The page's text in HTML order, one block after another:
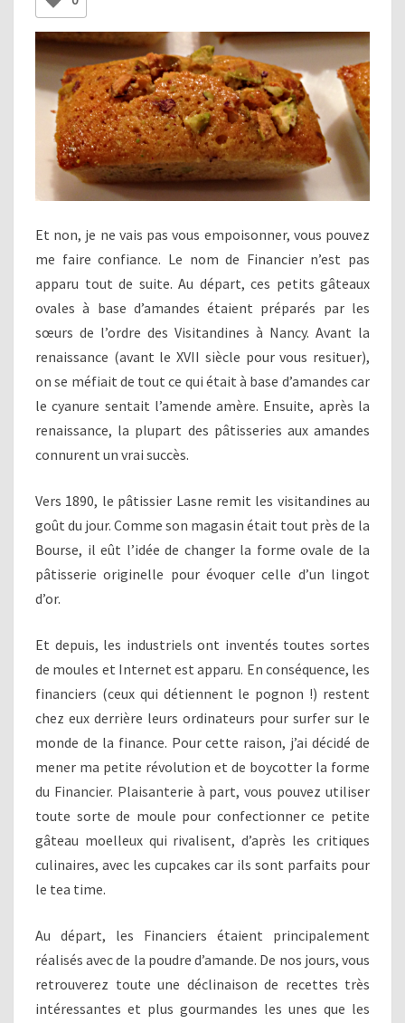
Et non, je ne vais pas vous empoisonner, vous pouvez
me faire confiance. Le nom de Financier n’est pas
apparu tout de suite. Au départ, ces petits gâteaux
ovales à base d’amandes étaient préparés par les
sœurs de l’ordre des Visitandines à Nancy. Avant la
renaissance (avant le XVII siècle pour vous resituer),
on se méfiait de tout ce qui était à base d’amandes car
le cyanure sentait l’amende amère. Ensuite, après la
renaissance, la plupart des pâtisseries aux amandes
connurent un vrai succès.
Vers 1890, le pâtissier Lasne remit les visitandines au
goût du jour. Comme son magasin était tout près de la
Bourse, il eût l’idée de changer la forme ovale de la
pâtisserie originelle pour évoquer celle d’un lingot
d’or.
Et depuis, les industriels ont inventés toutes sortes
de moules et Internet est apparu. En conséquence, les
financiers (ceux qui détiennent le pognon !) restent
chez eux derrière leurs ordinateurs pour surfer sur le
monde de la finance. Pour cette raison, j’ai décidé de
mener ma petite révolution et de boycotter la forme
du Financier. Plaisanterie à part, vous pouvez utiliser
toute sorte de moule pour confectionner ce petite
gâteau moelleux qui rivalisent, d’après les critiques
culinaires, avec les cupcakes car ils sont parfaits pour
le tea time.
Au départ, les Financiers étaient principalement
réalisés avec de la poudre d’amande. De nos jours, vous
retrouverez toute une déclinaison de recettes très
intéressantes et plus gourmandes les unes que les